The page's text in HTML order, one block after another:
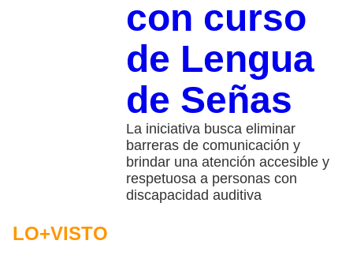
con curso
de Lengua
de Señas
La iniciativa busca eliminar
barreras de comunicación y
brindar una atención accesible y
respetuosa a personas con
discapacidad auditiva
LO+VISTO